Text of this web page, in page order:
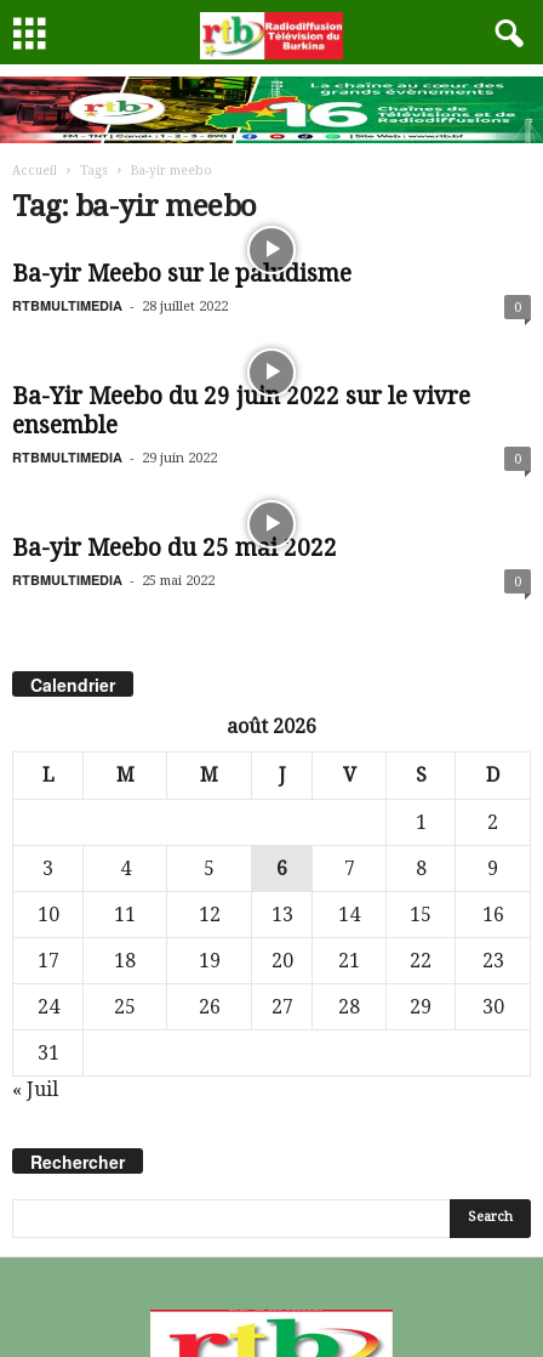
Accueil Tags Ba-yir meebo
Tag: ba-yir meebo
Ba-yir Meebo sur le paludisme
RTBMULTIMEDIA - 28 juillet 2022 0
Ba-Yir Meebo du 29 juin 2022 sur le vivre
ensemble
RTBMULTIMEDIA - 29 juin 2022 0
Ba-yir Meebo du 25 mai 2022
RTBMULTIMEDIA - 25 mai 2022 0
Calendrier
août 2026
L M M J V S D
1
2
3
4 5 6 7 8
9
10
11 12 13 14 15
16
17
18 19 20 21 22
23
24
25 26 27 28 29
30
31
« Juil
Rechercher